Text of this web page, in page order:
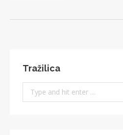
Tražilica
Search: